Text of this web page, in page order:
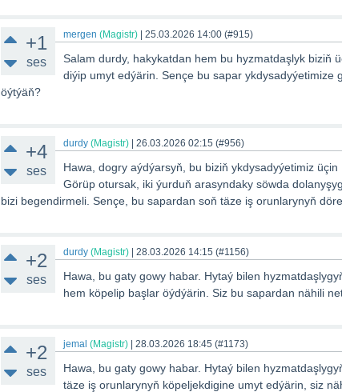
+1
ses
mergen (Magistr) 25.03.2026 14:00 (#915)
Salam durdy, hakykatdan hem bu hyzmatdaşlyk biziň
diýip umyt edýärin. Sençe bu sapar ykdysadyýetimize
öýtýäň?
+4
ses
durdy (Magistr) 26.03.2026 02:15 (#956)
Hawa, dogry aýdýarsyň, bu biziň ykdysadyýetimiz üçin
Görüp otursak, iki ýurduň arasyndaky söwda
bizi begendirmeli. Sençe, bu sapardan soň täze iş orunlarynyň
+2
ses
durdy (Magistr) 28.03.2026 14:15 (#1156)
Hawa, bu gaty gowy habar. Hytaý bilen
hem köpelip başlar öýdýärin. Siz bu sapardan nähili
+2
ses
jemal (Magistr) 28.03.2026 18:45 (#1173)
Hawa, bu gaty gowy habar. Hytaý bilen
täze iş orunlarynyň köpeljekdigine umyt edýärin, siz